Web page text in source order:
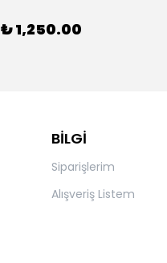
₺ 1,250.00
BİLGİ
Siparişlerim
Alışveriş Listem